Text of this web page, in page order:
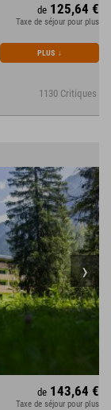
1130 Critiques
de 125,64 €
Taxe de séjour pour plus
PLUS ↓
de 143,64 €
Taxe de séjour pour plus